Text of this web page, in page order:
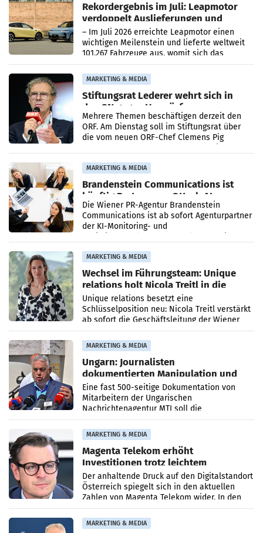
Rekordergebnis im Juli: Leapmotor
verdoppelt Auslieferungen und
überschreitet die 100.000er-Marke
– Im Juli 2026 erreichte Leapmotor einen
wichtigen Meilenstein und lieferte weltweit
101.267 Fahrzeuge aus, womit sich das
Ergebnis gegenüber Juli 2025 mehr als
verdoppelte (+102
MARKETING & MEDIA
Stiftungsrat Lederer wehrt sich in
den SN gegen Vorwürfe
Mehrere Themen beschäftigen derzeit den
ORF. Am Dienstag soll im Stiftungsrat über
die vom neuen ORF-Chef Clemens Pig
MARKETING & MEDIA
Brandenstein Communications ist
künftig Partner von OtterlyAI
Die Wiener PR-Agentur Brandenstein
Communications ist ab sofort Agenturpartner
der KI-Monitoring- und
MARKETING & MEDIA
Wechsel im Führungsteam: Unique
relations holt Nicola Treitl in die
Geschäftsleitung
Unique relations besetzt eine
Schlüsselposition neu: Nicola Treitl verstärkt
ab sofort die Geschäftsleitung der Wiener
PR-Agentur an der Seite von Josef Kalina und
Anna Kalina-Mahr.
MARKETING & MEDIA
Ungarn: Journalisten
dokumentierten Manipulation und
Zensur
Eine fast 500-seitige Dokumentation von
Mitarbeitern der Ungarischen
Nachrichtenagentur MTI soll die
systematische Nachrichten-Manipulation und
Zensur bei der Agentur während der Zeit
MARKETING & MEDIA
Magenta Telekom erhöht
Investitionen trotz leichtem
Umsatzrückgang
Der anhaltende Druck auf den Digitalstandort
Österreich spiegelt sich in den aktuellen
Zahlen von Magenta Telekom wider. In den
ersten sechs Monaten des laufenden Jahres
verzeichnete
MARKETING & MEDIA